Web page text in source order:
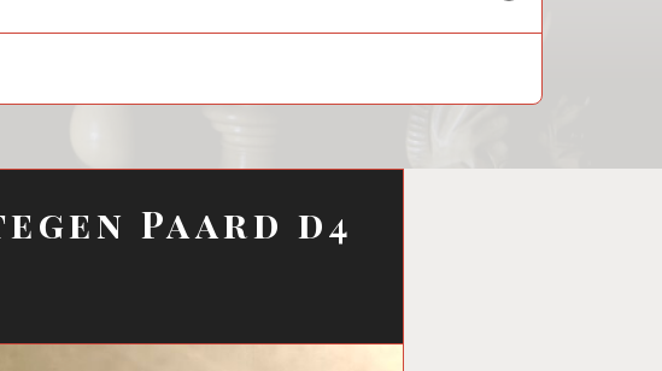
menu
Paard d4